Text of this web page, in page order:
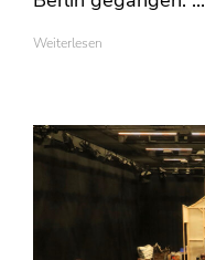
Weiterlesen